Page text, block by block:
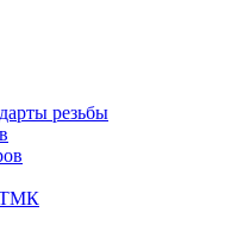
резьбы
ТМК